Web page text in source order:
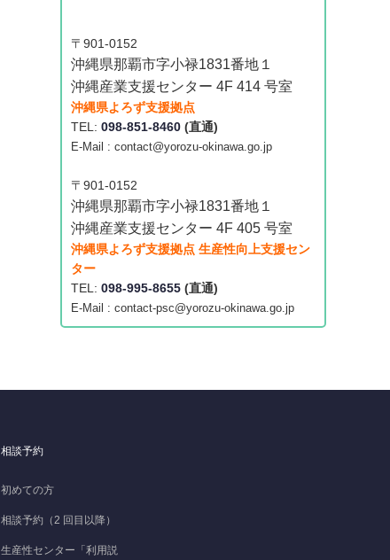
〒901-0152
沖縄県那覇市字小禄1831番地１
沖縄産業支援センター 4F 414 号室
沖縄県よろず支援拠点
TEL: 098-851-8460 (直通)
E-Mail : contact@yorozu-okinawa.go.jp
〒901-0152
沖縄県那覇市字小禄1831番地１
沖縄産業支援センター 4F 405 号室
沖縄県よろず支援拠点 生産性向上支援セン
ター
TEL: 098-995-8655 (直通)
E-Mail : contact-psc@yorozu-okinawa.go.jp
相談予約
初めての方
相談予約（2 回目以降）
生産性センター「利用説